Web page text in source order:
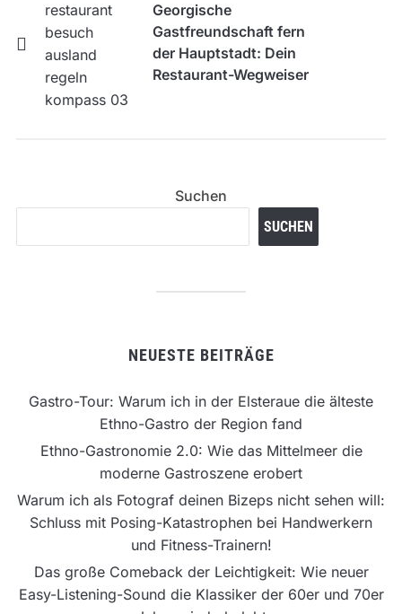
Georgische
Gastfreundschaft fern
der Hauptstadt: Dein
Restaurant-Wegweiser
Suchen
SUCHEN
NEUESTE BEITRÄGE
Gastro-Tour: Warum ich in der Elsteraue die älteste
Ethno-Gastro der Region fand
Ethno-Gastronomie 2.0: Wie das Mittelmeer die
moderne Gastroszene erobert
Warum ich als Fotograf deinen Bizeps nicht sehen will:
Schluss mit Posing-Katastrophen bei Handwerkern
und Fitness-Trainern!
Das große Comeback der Leichtigkeit: Wie neuer
Easy-Listening-Sound die Klassiker der 60er und 70er